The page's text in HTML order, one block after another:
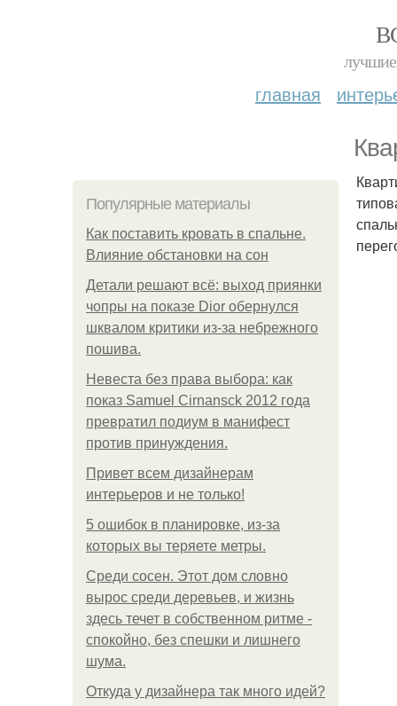
лучшие
главная
Популярные материалы
Как поставить кровать в спальне.
Влияние обстановки на сон
Детали решают всё: выход приянки
чопры на показе Dior обернулся
шквалом критики из-за небрежного
пошива.
Невеста без права выбора: как
показ Samuel Cirnansck 2012 года
превратил подиум в манифест
против принуждения.
Привет всем дизайнерам
интерьеров и не только!
5 ошибок в планировке, из-за
которых вы теряете метры.
Среди сосен. Этот дом словно
вырос среди деревьев, и жизнь
здесь течет в собственном ритме -
спокойно, без спешки и лишнего
шума.
Откуда у дизайнера так много идей?